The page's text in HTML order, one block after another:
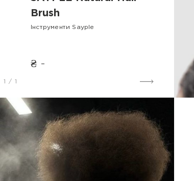
Brush
Інструменти Sayple
₴ -
/